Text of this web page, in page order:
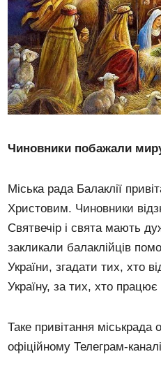
Чиновники побажали
Міська рада Балаклії
Христовим. Чиновники
Святвечір і свята мають
закликали балаклійців
України, згадати тих, хто
Україну, за тих, хто
Таке привітання міськрада
офіційному Телеграм-